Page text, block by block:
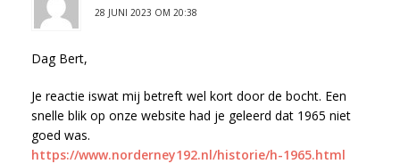
28 JUNI 2023 OM 20:38
Dag Bert,
Je reactie iswat mij betreft wel kort door de bocht. Een
snelle blik op onze website had je geleerd dat 1965 niet
goed was.
https://www.norderney192.nl/historie/h-1965.html